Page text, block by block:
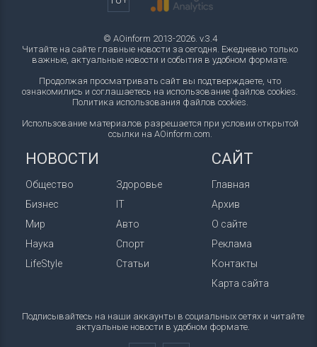
© AOinform 2013-2026. v.3.4
Читайте на сайте главные новости за сегодня. Ежедневно только
важные, актуальные новости и события в удобном формате.
Продолжая просматривать сайт вы подтверждаете, что
ознакомились и соглашаетесь на использование файлов cookies.
Политика использования файлов cookies.
Использование материалов разрешается при условии открытой
ссылки на AOinform.com.
НОВОСТИ
Общество
Бизнес
Мир
Наука
LifeStyle
Здоровье
IT
Авто
Спорт
Статьи
САЙТ
Главная
Архив
О сайте
Реклама
Контакты
Карта сайта
Подписывайтесь на наши аккаунты в социальных сетях и читайте
актуальные новости в удобном формате.